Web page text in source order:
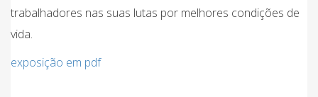
trabalhadores nas suas lutas por melhores condições de
vida.
exposição em pdf